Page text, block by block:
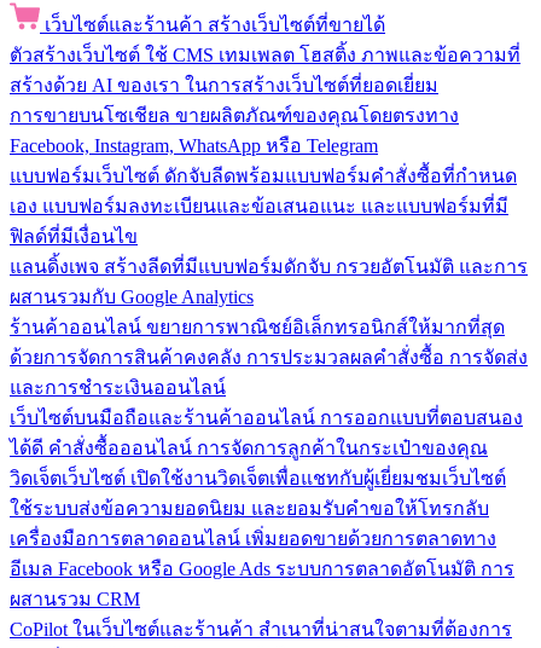
เว็บไซต์และร้านค้า สร้างเว็บไซต์ที่ขายได้
ตัวสร้างเว็บไซต์ ใช้ CMS เทมเพลต โฮสติ้ง ภาพและข้อความที่
สร้างด้วย AI ของเรา ในการสร้างเว็บไซต์ที่ยอดเยี่ยม
การขายบนโซเชียล ขายผลิตภัณฑ์ของคุณโดยตรงทาง
Facebook, Instagram, WhatsApp หรือ Telegram
แบบฟอร์มเว็บไซต์ ดักจับลีดพร้อมแบบฟอร์มคำสั่งซื้อที่กำหนด
เอง แบบฟอร์มลงทะเบียนและข้อเสนอแนะ และแบบฟอร์มที่มี
ฟิลด์ที่มีเงื่อนไข
แลนดิ้งเพจ สร้างลีดที่มีแบบฟอร์มดักจับ กรวยอัตโนมัติ และการ
ผสานรวมกับ Google Analytics
ร้านค้าออนไลน์ ขยายการพาณิชย์อิเล็กทรอนิกส์ให้มากที่สุด
ด้วยการจัดการสินค้าคงคลัง การประมวลผลคำสั่งซื้อ การจัดส่ง
และการชำระเงินออนไลน์
เว็บไซต์บนมือถือและร้านค้าออนไลน์ การออกแบบที่ตอบสนอง
ได้ดี คำสั่งซื้อออนไลน์ การจัดการลูกค้าในกระเป๋าของคุณ
วิดเจ็ตเว็บไซต์ เปิดใช้งานวิดเจ็ตเพื่อแชทกับผู้เยี่ยมชมเว็บไซต์
ใช้ระบบส่งข้อความยอดนิยม และยอมรับคำขอให้โทรกลับ
เครื่องมือการตลาดออนไลน์ เพิ่มยอดขายด้วยการตลาดทาง
อีเมล Facebook หรือ Google Ads ระบบการตลาดอัตโนมัติ การ
ผสานรวม CRM
CoPilot ในเว็บไซต์และร้านค้า สำเนาที่น่าสนใจตามที่ต้องการ